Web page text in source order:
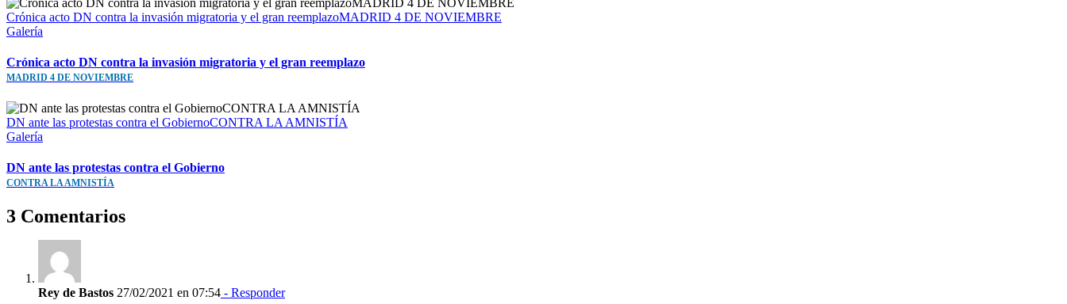
Crónica acto DN contra la invasión migratoria y el gran reemplazoMADRID 4 DE NOVIEMBRE
Galería
Crónica acto DN contra la invasión migratoria y el gran reemplazo
MADRID 4 DE NOVIEMBRE
DN ante las protestas contra el GobiernoCONTRA LA AMNISTÍA
Galería
DN ante las protestas contra el Gobierno
CONTRA LA AMNISTÍA
3 Comentarios
Rey de Bastos 27/02/2021 en 07:54 - Responder